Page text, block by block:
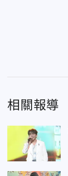
相關報導